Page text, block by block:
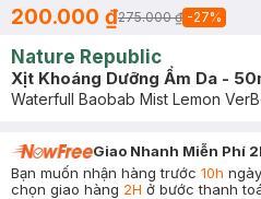
200.000 ₫275.000 ₫ -27%
Nature Republic
Xịt Khoáng Dưỡng Ẩm Da -
Waterfull Baobab Mist Lemon
Giao Nhanh Miễn Phí
Bạn muốn nhận hàng trước 10h
chọn giao hàng 2H ở bước thanh